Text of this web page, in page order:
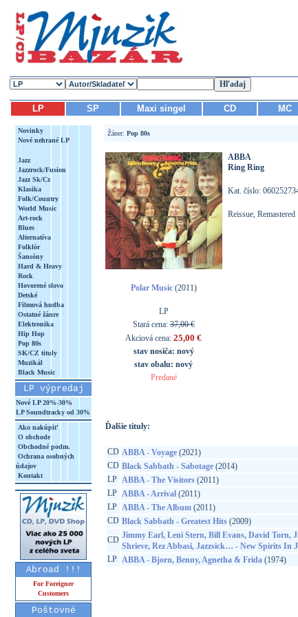
LP SP Maxi singel CD MC
Novinky
Nové nehrané LP
Jazz
Jazzrock/Fusion
Jazz Sk/Cz
Klasika
Folk/Country
World Music
Art-rock
Blues
Alternatíva
Folklór
Šansóny
Hard & Heavy
Rock
Hovorené slovo
Detské
Filmová hudba
Ostatné žánre
Elektronika
Hip Hop
Pop 80s
SK/CZ tituly
Muzikál
Black Music
LP výpredaj
Nové LP 20%-30%
LP Soundtracky od 30%
Ako nakúpiť
O obchode
Obchodné podm.
Ochrana osobných
údajov
Kontakt
Abroad !!!
For Foreigner
Customers
Poštovné
Žáner: Pop 80s
Polar Music(2011)
LP
Stará cena:37,00 €
Akciová cena: 25,00 €
stav nosiča: nový
stav obalu: nový
Predané
ABBA
Ring Ring
Kat. číslo:
Reissue, Remastered
Ďalšie tituly:
CD ABBA - Voyage(2021)
CD Black Sabbath - Sabotage(2014)
LP ABBA - The Visitors(2011)
LP ABBA - Arrival(2011)
LP ABBA - The Album(2011)
CD Black Sabbath - Greatest Hits(2009)
CD Jimmy Earl, Leni Stern, Bill Evans, David Torn,
Shrieve, Rez Abbasi, Jazzsick… - New Spirits In
LP ABBA - Bjorn, Benny, Agnetha & Frida(1974)